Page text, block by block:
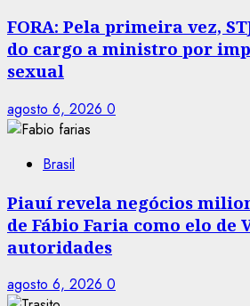
FORA: Pela primeira vez,
do cargo a ministro por
sexual
agosto 6, 2026 0
Brasil
Piauí revela negócios
de Fábio Faria como elo de
autoridades
agosto 6, 2026 0